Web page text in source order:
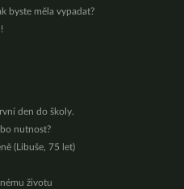
byste měla vypadat?
den do školy.
nutnost?
(Libuše, 75 let)
životu